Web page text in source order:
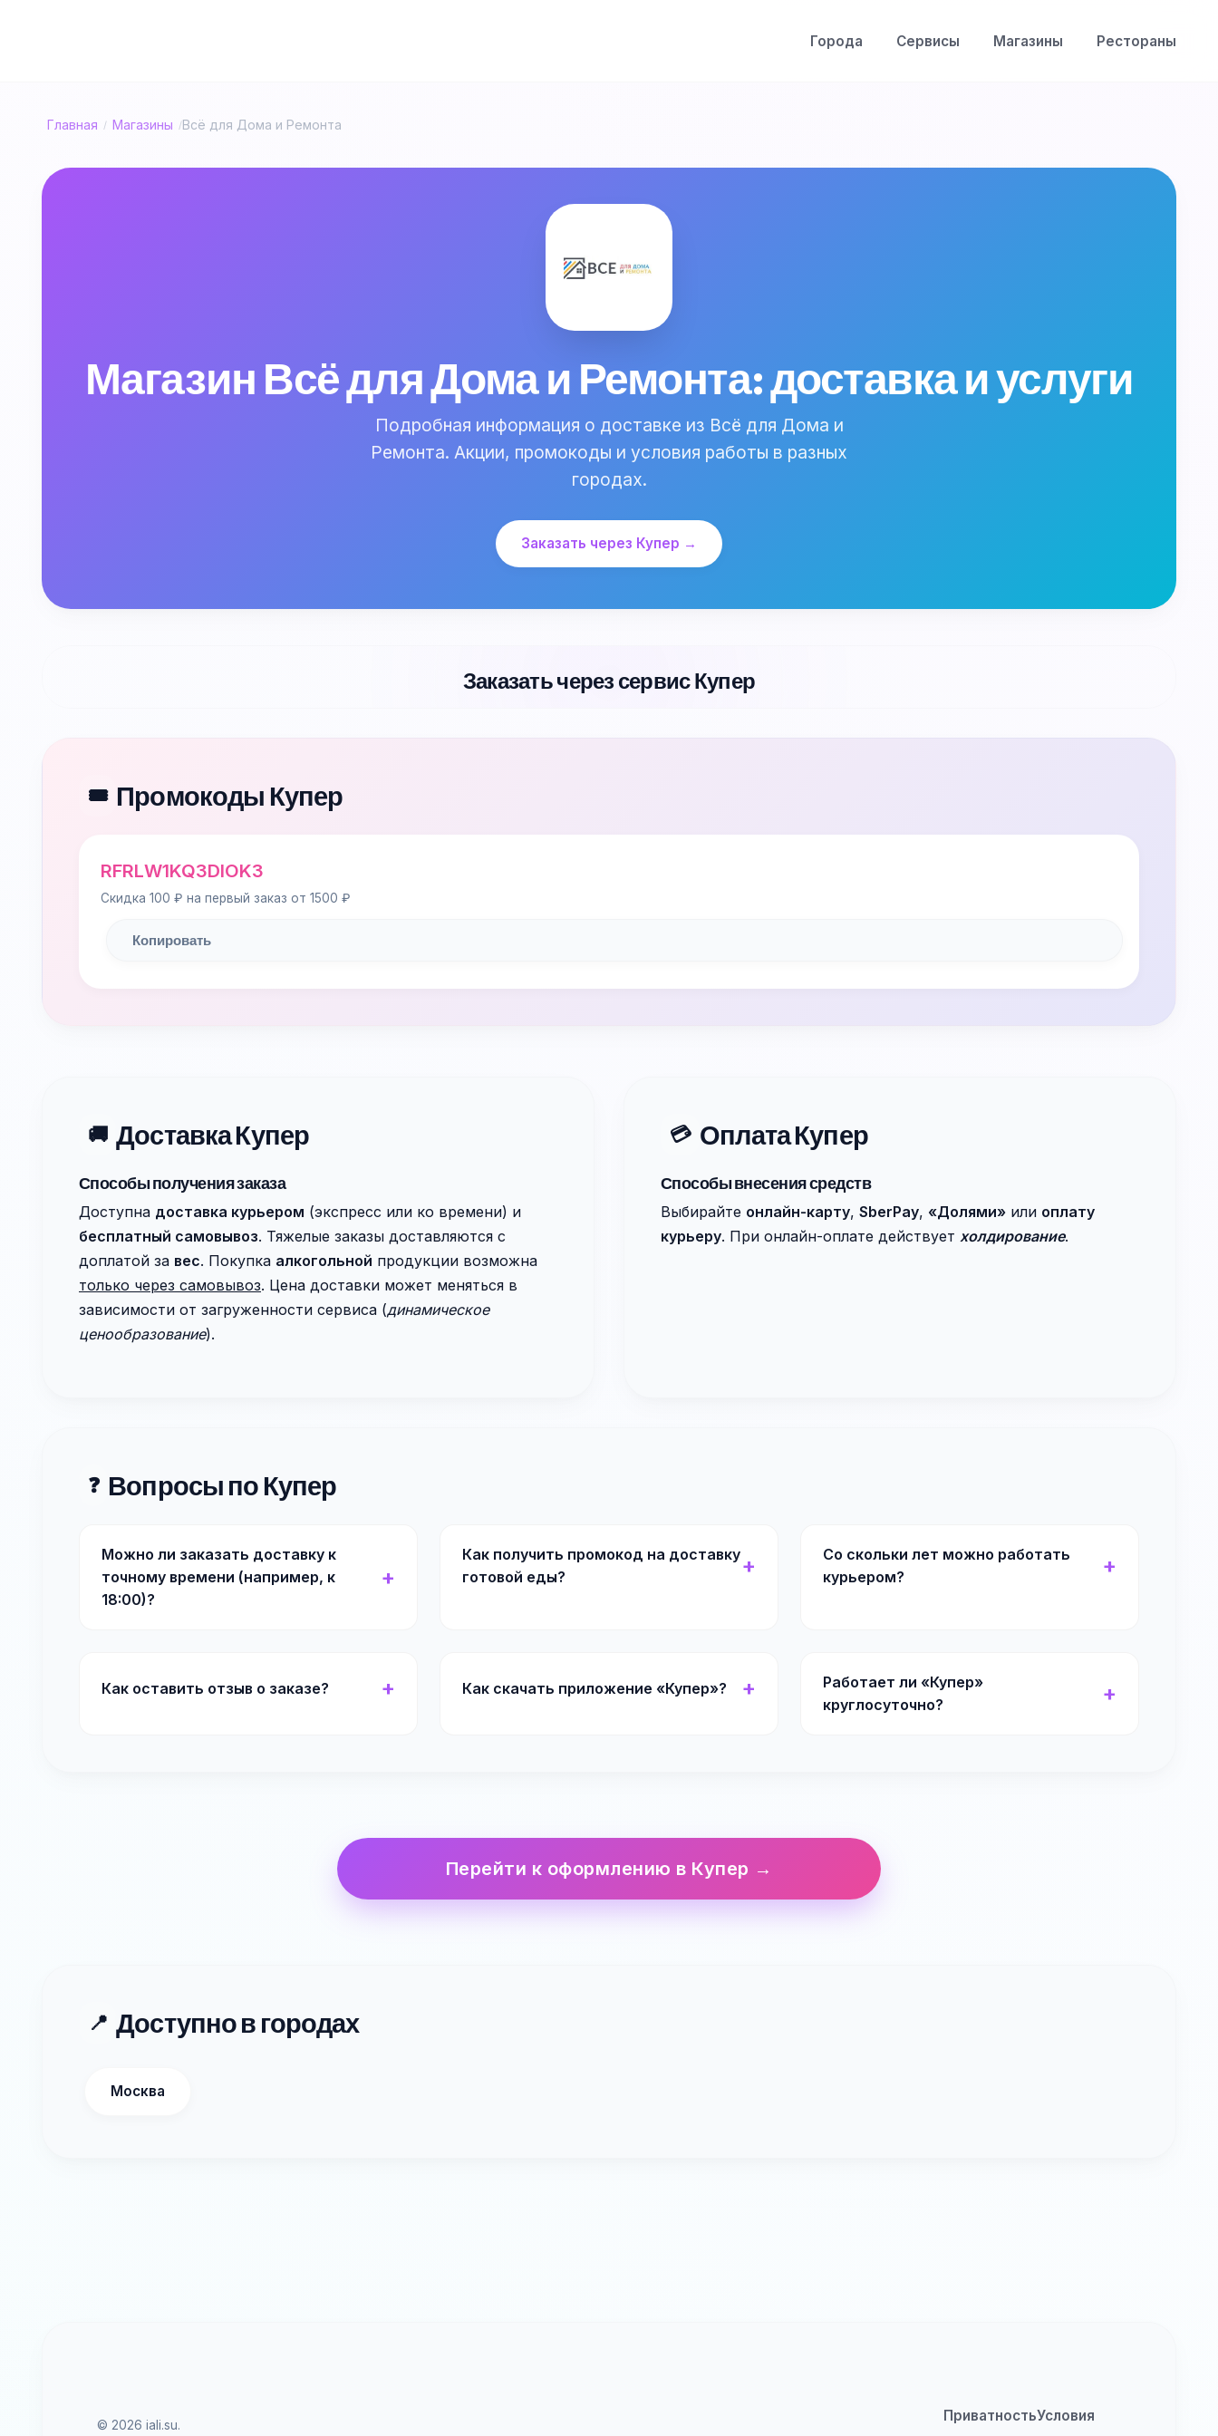
Города Сервисы Магазины Рестораны
Главная / Магазины /Всё для Дома и Ремонта
Магазин Всё для Дома и Ремонта: доставка и услуги
Подробная информация о доставке из Всё для Дома и
Ремонта. Акции, промокоды и условия работы в разных
городах.
Заказать через Купер →
Заказать через сервис Купер
🎟️ Промокоды Купер
RFRLW1KQ3DIOK3
Скидка 100 ₽ на первый заказ от 1500 ₽
Копировать
🚚 Доставка Купер
Способы получения заказа
Доступна доставка курьером (экспресс или ко времени) и
бесплатный самовывоз. Тяжелые заказы доставляются с
доплатой за вес. Покупка алкогольной продукции возможна
только через самовывоз. Цена доставки может меняться в
зависимости от загруженности сервиса (динамическое
ценообразование).
💳 Оплата Купер
Способы внесения средств
Выбирайте онлайн-карту, SberPay, «Долями» или оплату
курьеру. При онлайн-оплате действует холдирование.
❓ Вопросы по Купер
Можно ли заказать доставку к
точному времени (например, к
18:00)?
Как получить промокод на доставку
готовой еды?
Со скольки лет можно работать
курьером?
Как оставить отзыв о заказе? Как скачать приложение «Купер»?
Работает ли «Купер»
круглосуточно?
Перейти к оформлению в Купер →
📍 Доступно в городах
Москва
© 2026 iali.su.
ПриватностьУсловия